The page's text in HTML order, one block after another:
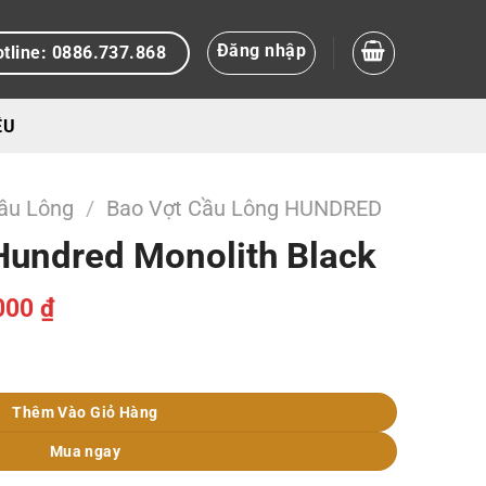
0886.737.868 Đăng nhập
Lông / Bao Vợt Cầu Lông HUNDRED
Monolith Black
₫Giá
hiện
1.199.000 ₫.
lượng
Thêm Vào Giỏ Hàng
Mua ngay